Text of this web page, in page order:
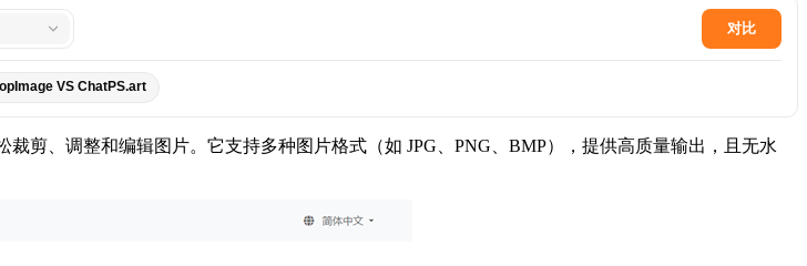
对比
VS ChatPS.art
剪、调整和编辑图片。它支持多种图片格式（如 JPG、PNG、BMP），提供高质量输出，且无水